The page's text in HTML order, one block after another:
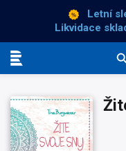
Letní
Likvidace